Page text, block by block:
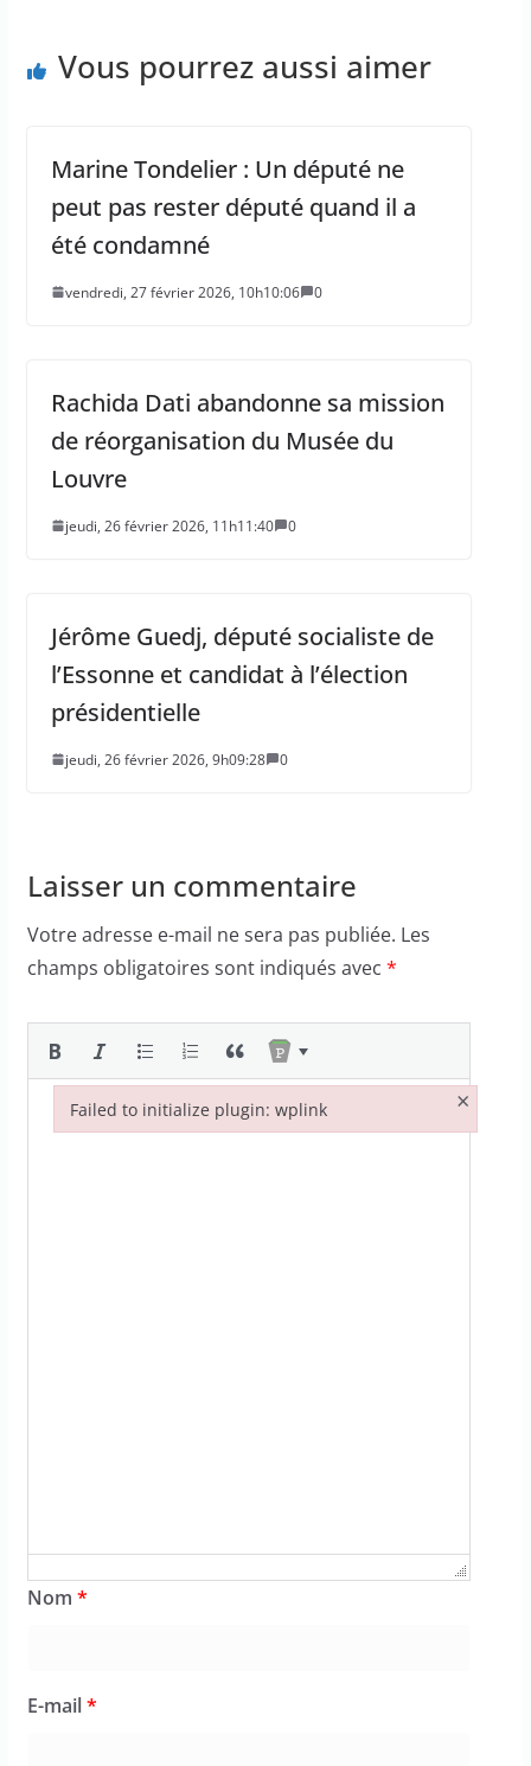
Vous pourrez aussi aimer
Marine Tondelier : Un député ne
peut pas rester député quand il a
été condamné
vendredi, 27 février 2026, 10h10:06 0
Rachida Dati abandonne sa mission
de réorganisation du Musée du
Louvre
jeudi, 26 février 2026, 11h11:40 0
Jérôme Guedj, député socialiste de
l’Essonne et candidat à l’élection
présidentielle
jeudi, 26 février 2026, 9h09:28 0
Laisser un commentaire
Votre adresse e-mail ne sera pas publiée. Les
champs obligatoires sont indiqués avec *
Nom *
E-mail*
Failed to initialize plugin: wplink ×
Failed to initialize plugin: wplink